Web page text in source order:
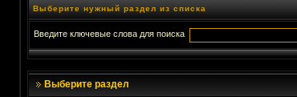
Выберите нужный раздел из списка
Введите ключевые слова для поиска
Выберите раздел